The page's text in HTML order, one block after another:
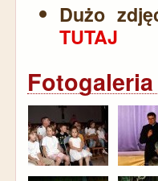
Dużo
TUTAJ
Fotogaleria